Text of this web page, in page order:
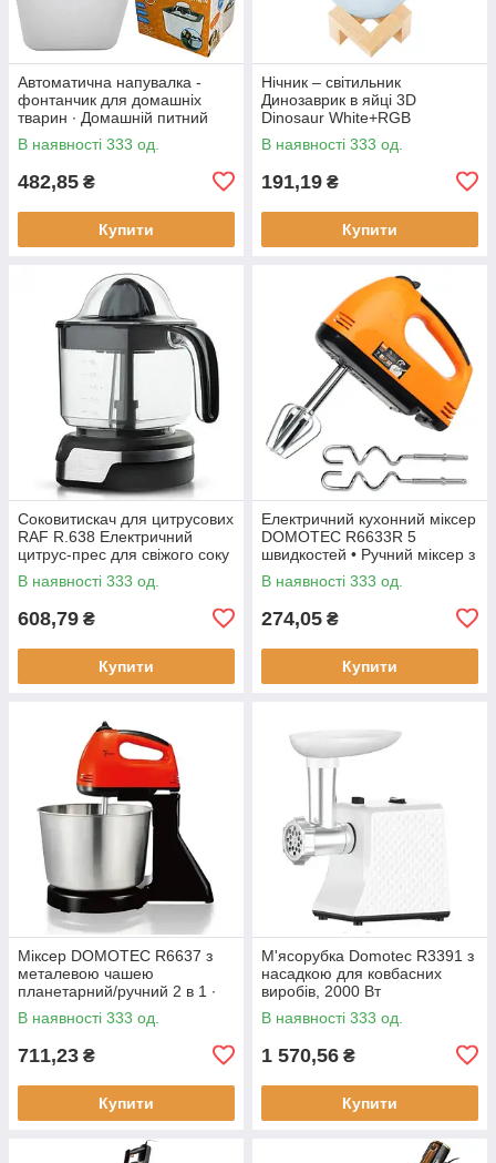
Автоматична напувалка -
фонтанчик для домашніх
тварин ∙ Домашній питний
фонтан із чашею для котів та
собак Pet Water FOUNTAIN
В наявності 333 од.
482,85 ₴
Купити
Нічник – світильник
Динозаврик в яйці 3D
Dinosaur White+RGB
Настільна акумуляторна LED
лампа з пультом ДУ
В наявності 333 од.
191,19 ₴
Купити
Соковитискач для цитрусових
RAF R.638 Електричний
цитрус-прес для свіжого соку
В наявності 333 од.
608,79 ₴
Купити
Електричний кухонний міксер
DOMOTEC R6633R 5
швидкостей • Ручний міксер з
насадками для збивання та
замішування тіста
В наявності 333 од.
274,05 ₴
Купити
Міксер DOMOTEC R6637 з
металевою чашею
планетарний/ручний 2 в 1 ∙
Червоний/білий/
помаранчевий
В наявності 333 од.
711,23 ₴
Купити
М'ясорубка Domotec R3391 з
насадкою для ковбасних
виробів, 2000 Вт
В наявності 333 од.
1 570,56 ₴
Купити